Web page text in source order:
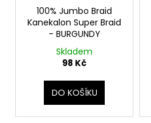
100% Jumbo Braid
Kanekalon Super Braid
- BURGUNDY
Skladem
98 Kč
DO KOŠÍKU